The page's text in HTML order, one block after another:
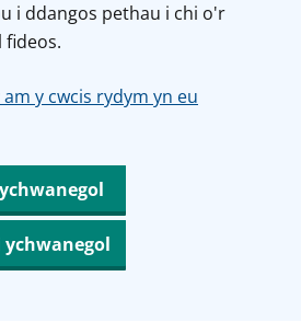
i ddangos pethau i chi o'r
fideos.
y cwcis rydym yn eu